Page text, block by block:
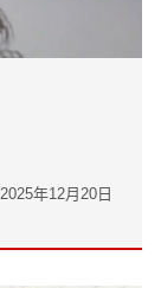
年12月20日